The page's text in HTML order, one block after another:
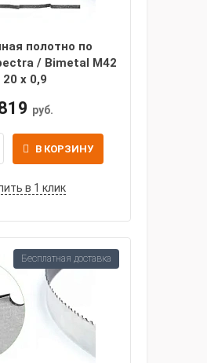
полотно по
/ Bimetal M42
20 х 0,9
руб.
В КОРЗИНУ
в 1 клик
Бесплатная доставка